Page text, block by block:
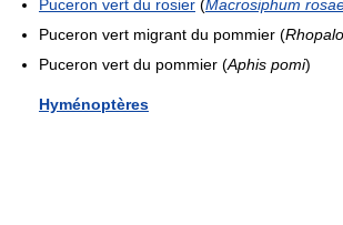
Puceron vert du rosier (Macrosiphum
Puceron vert migrant du pommier (
Puceron vert du pommier (Aphis pomi)
Hyménoptères